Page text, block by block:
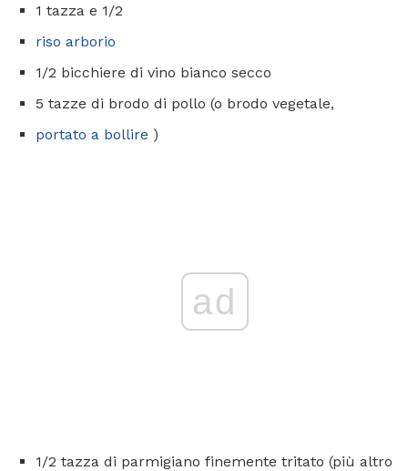
1 tazza e 1/2
riso arborio
1/2 bicchiere di vino bianco secco
5 tazze di brodo di pollo (o brodo vegetale,
portato a bollire )
ad
1/2 tazza di parmigiano finemente tritato (più altro